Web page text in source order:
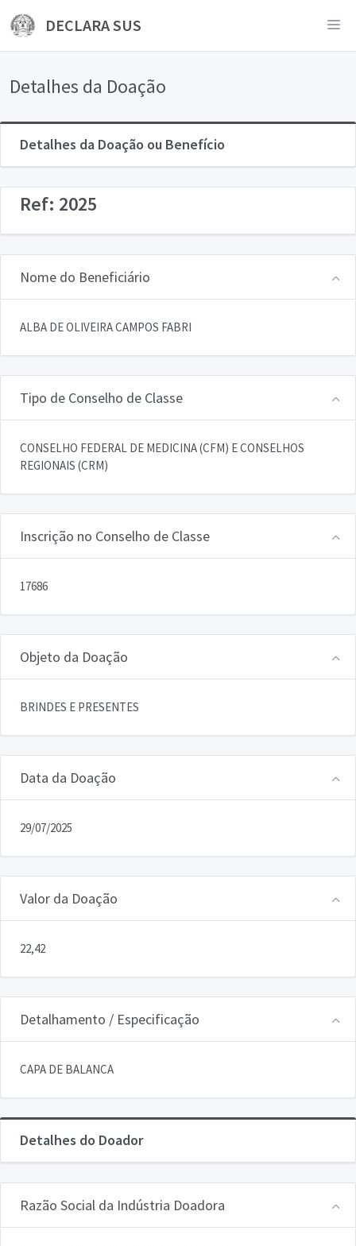
DECLARA SUS
Detalhes da Doação
Detalhes da Doação ou Benefício
Ref: 2025
Nome do Beneficiário
ALBA DE OLIVEIRA CAMPOS FABRI
Tipo de Conselho de Classe
CONSELHO FEDERAL DE MEDICINA (CFM) E CONSELHOS
REGIONAIS (CRM)
Inscrição no Conselho de Classe
17686
Objeto da Doação
BRINDES E PRESENTES
Data da Doação
29/07/2025
Valor da Doação
22,42
Detalhamento / Especificação
CAPA DE BALANCA
Detalhes do Doador
Razão Social da Indústria Doadora